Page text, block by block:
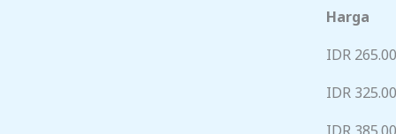
Harga
IDR
IDR
IDR